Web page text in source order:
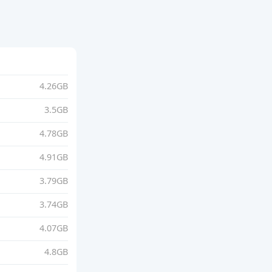
4.26GB
3.5GB
4.78GB
4.91GB
3.79GB
3.74GB
4.07GB
4.8GB